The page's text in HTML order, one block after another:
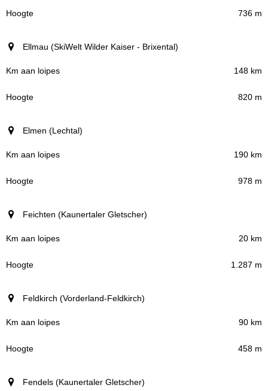
736 m
Ellmau (SkiWelt Wilder Kaiser - Brixental)
148 km
820 m
Elmen (Lechtal)
190 km
978 m
Feichten (Kaunertaler Gletscher)
20 km
1.287 m
Feldkirch (Vorderland-Feldkirch)
90 km
458 m
Fendels (Kaunertaler Gletscher)